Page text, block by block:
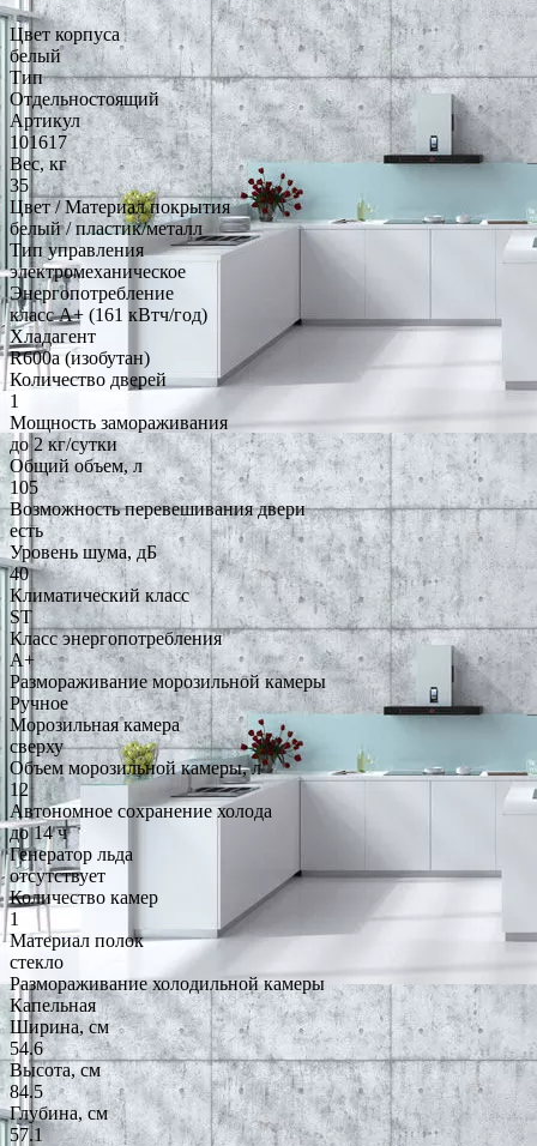
Цвет корпуса
белый
Тип
Отдельностоящий
Артикул
101617
Вес, кг
35
Цвет / Материал покрытия
белый / пластик/металл
Тип управления
электромеханическое
Энергопотребление
класс A+ (161 кВтч/год)
Хладагент
R600a (изобутан)
Количество дверей
1
Мощность замораживания
до 2 кг/cутки
Общий объем, л
105
Возможность перевешивания двери
есть
Уровень шума, дБ
40
Климатический класс
ST
Класс энергопотребления
A+
Размораживание морозильной камеры
Ручное
Морозильная камера
сверху
Объем морозильной камеры, л
12
Автономное сохранение холода
до 14 ч
Генератор льда
отсутствует
Количество камер
1
Материал полок
стекло
Размораживание холодильной камеры
Капельная
Ширина, см
54.6
Высота, см
84.5
Глубина, см
57.1